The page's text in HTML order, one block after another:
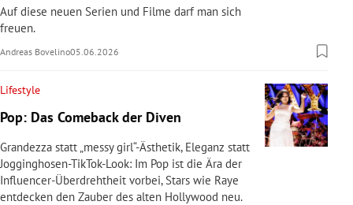
Auf diese neuen Serien und Filme darf man sich
freuen.
Andreas Bovelino05.06.2026
Lifestyle
Pop: Das Comeback der Diven
Grandezza statt „messy girl“-Ästhetik, Eleganz statt
Jogginghosen-TikTok-Look: Im Pop ist die Ära der
Influencer-Überdrehtheit vorbei, Stars wie Raye
entdecken den Zauber des alten Hollywood neu.